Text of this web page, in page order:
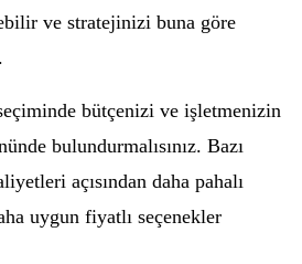
ve stratejinizi buna göre
bütçenizi ve işletmenizin
bulundurmalısınız. Bazı
açısından daha pahalı
uygun fiyatlı seçenekler